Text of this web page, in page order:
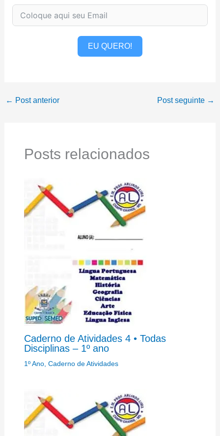
EU QUERO!
← Post anterior Post seguinte →
Posts relacionados
Caderno de Atividades 4 • Todas
Disciplinas – 1º ano
1º Ano, Caderno de Atividades